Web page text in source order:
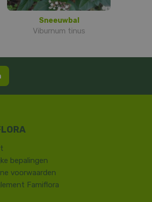
Sneeuwbal
Viburnum tinus
bepalingen
voorwaarden
Famiflora